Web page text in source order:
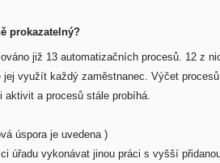
prokazatelný?
již 13 automatizačních procesů. 12 z
využít každý zaměstnanec. Výčet
a procesů stále probíhá.
úspora je uvedena )
úřadu vykonávat jinou práci s vyšší